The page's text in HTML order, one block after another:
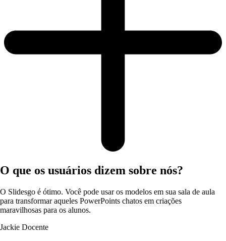
O que os usuários dizem sobre nós?
O Slidesgo é ótimo. Você pode usar os modelos em sua sala de aula
para transformar aqueles PowerPoints chatos em criações
maravilhosas para os alunos.
Jackie Docente